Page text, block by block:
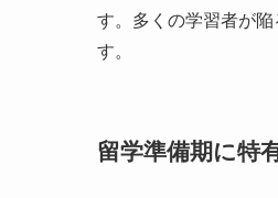
す。多くの学習者が
す。
留学準備期に特